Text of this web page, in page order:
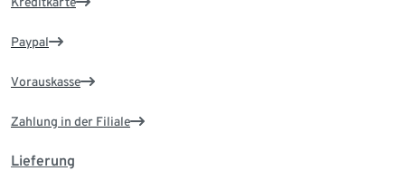
Paypal
Vorauskasse
Zahlung in der Filiale
Lieferung